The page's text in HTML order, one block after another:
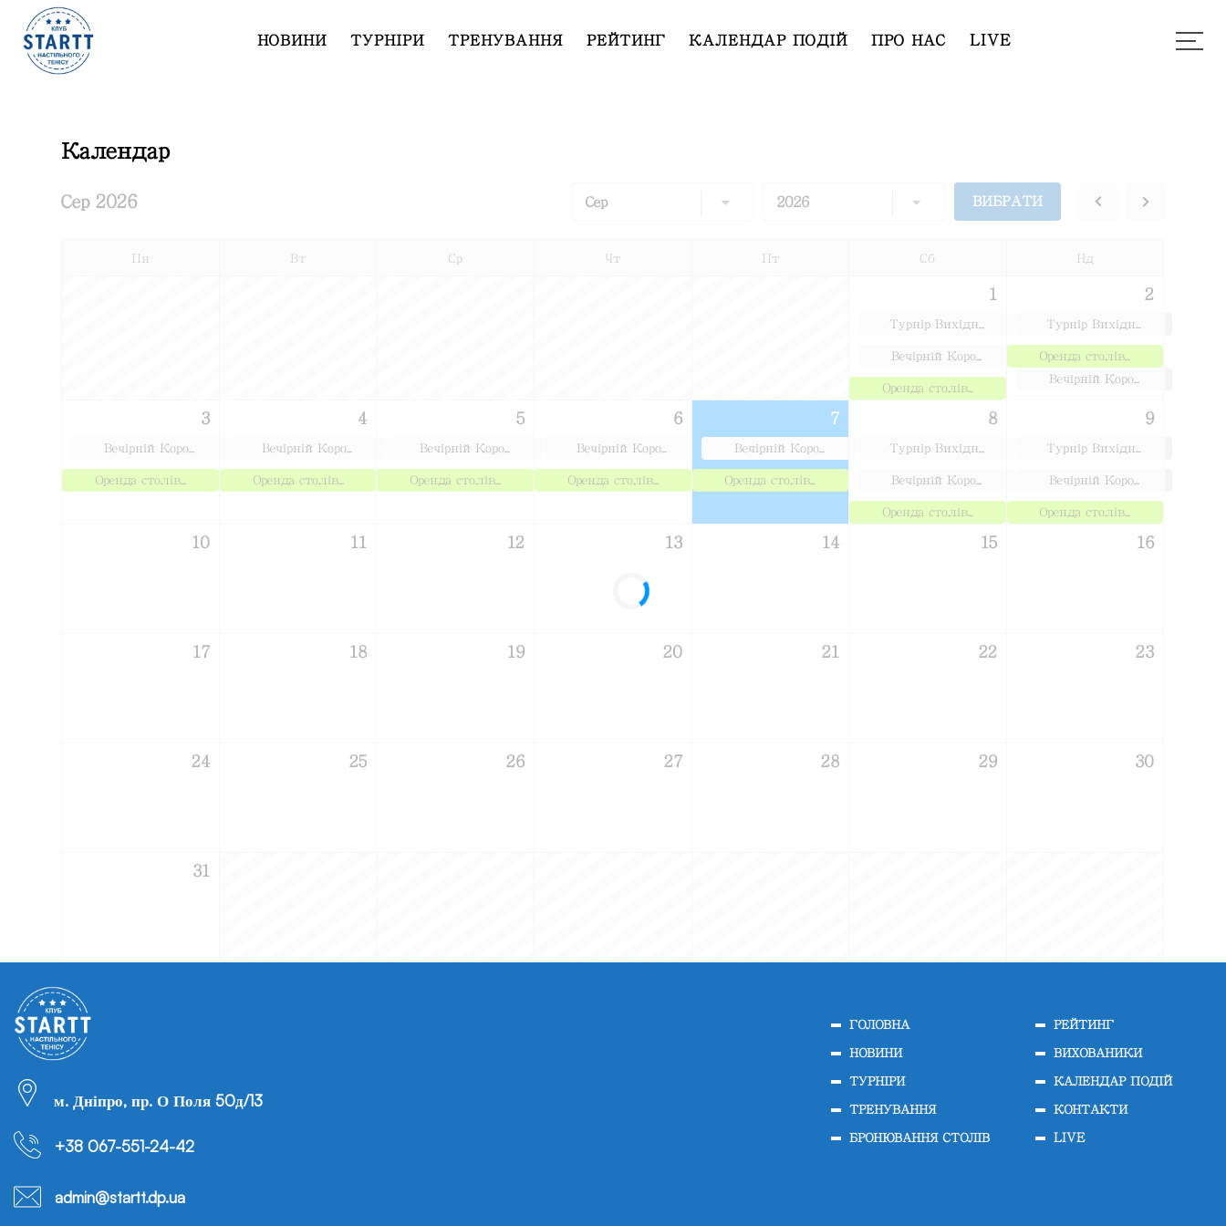
НОВИНИ ТУРНІРИ ТРЕНУВАННЯ РЕЙТИНГ КАЛЕНДАР ПОДІЙ ПРО НАС LIVE
Календар
Сер 2026
Пн Вт Ср Чт Пт Сб Нд
1
Турнір Вихідн...
Вечірній Коро...
Оренда столів...
2
Турнір Вихідн...
Оренда столів...
Вечірній Коро...
3
Вечірній Коро...
Оренда столів...
4
Вечірній Коро...
Оренда столів...
5
Вечірній Коро...
Оренда столів...
6
Вечірній Коро...
Оренда столів...
7
Вечірній Коро...
Оренда столів...
8
Турнір Вихідн...
Вечірній Коро...
Оренда столів...
9
Турнір Вихідн...
Вечірній Коро...
Оренда столів...
10 11 12 13 14 15 16
17 18 19 20 21 22 23
24 25 26 27 28 29 30
31
м. Дніпро, пр. О Поля 50д/13
+38 067-551-24-42
admin@startt.dp.ua
ГОЛОВНА
НОВИНИ
ТУРНІРИ
ТРЕНУВАННЯ
БРОНЮВАННЯ СТОЛІВ
РЕЙТИНГ
ВИХОВАНИКИ
КАЛЕНДАР ПОДІЙ
КОНТАКТИ
LIVE